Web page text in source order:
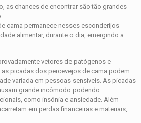
as chances de encontrar são tão grandes
cama permanece nesses esconderijos
alimentar, durante o dia, emergindo a
vetores de patógenos e
picadas dos percevejos de cama podem
variada em pessoas sensíveis. As picadas
grande incômodo podendo
como insônia e ansiedade. Além
em perdas financeiras e materiais,